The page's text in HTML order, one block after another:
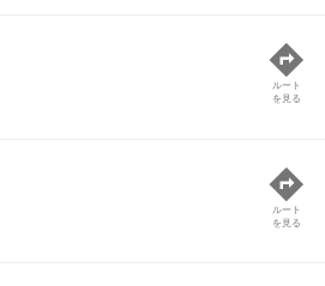
ルート
を見る
ルート
を見る